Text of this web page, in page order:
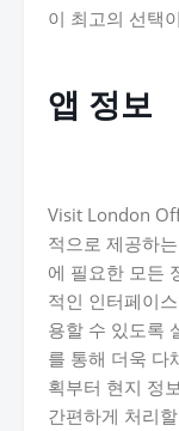
이 최고의 선택
앱 정보
Visit London
적으로 제공하
에 필요한 모든
적인 인터페이
용할 수 있도록
를 통해 더욱 다
획부터 현지 정
간편하게 처리